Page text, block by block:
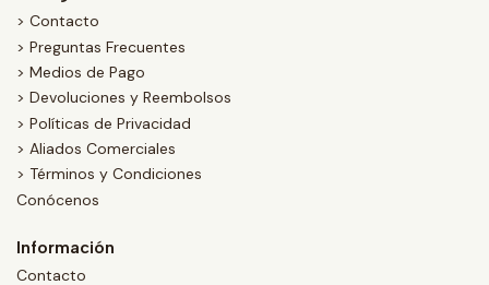
> Contacto
> Preguntas Frecuentes
> Medios de Pago
> Devoluciones y Reembolsos
> Políticas de Privacidad
> Aliados Comerciales
> Términos y Condiciones
Conócenos
Información
Contacto